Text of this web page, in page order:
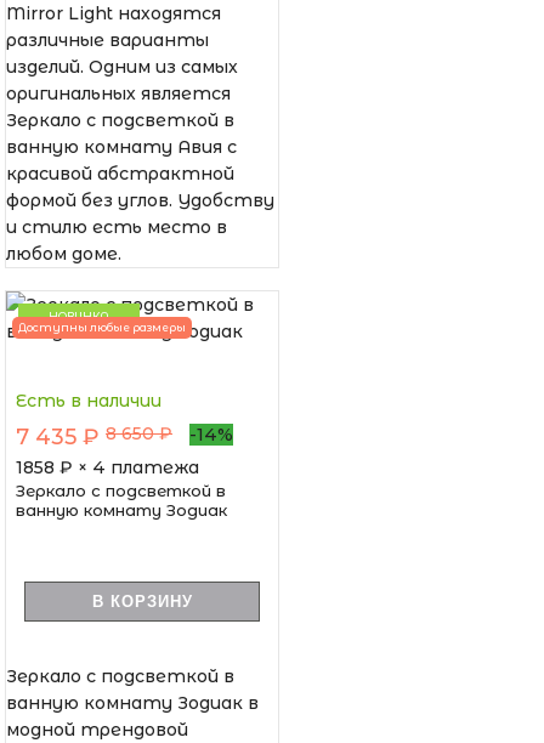
Mirror Light находятся
различные варианты
изделий. Одним из самых
оригинальных является
Зеркало с подсветкой в
ванную комнату Авия с
красивой абстрактной
формой без углов. Удобству
и стилю есть место в
любом доме.
НОВИНКА
Доступны любые размеры
Есть в наличии
7 435 ₽ 8 650 ₽
-14%
1858 ₽ × 4 платежа
Зеркало с подсветкой в
ванную комнату Зодиак
В КОРЗИНУ
Зеркало с подсветкой в
ванную комнату Зодиак в
модной трендовой